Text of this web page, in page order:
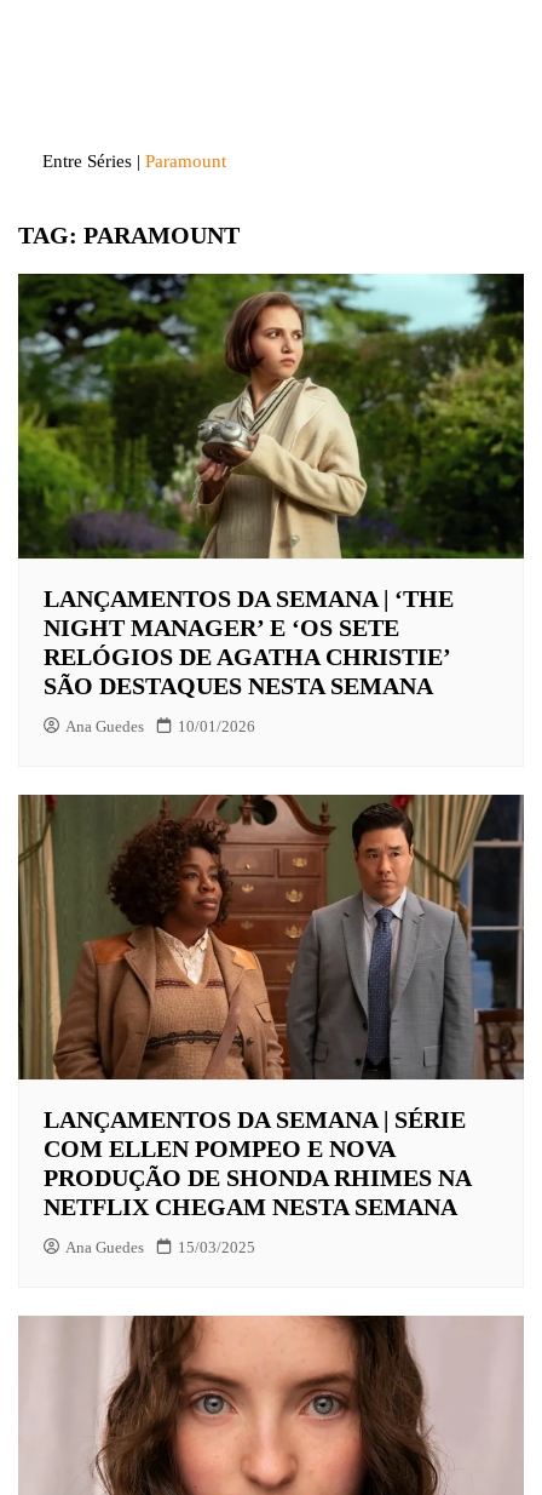
Entre Séries | Paramount
TAG: PARAMOUNT
LANÇAMENTOS DA SEMANA | ‘THE
NIGHT MANAGER’ E ‘OS SETE
RELÓGIOS DE AGATHA CHRISTIE’
SÃO DESTAQUES NESTA SEMANA
Ana Guedes 10/01/2026
LANÇAMENTOS DA SEMANA | SÉRIE
COM ELLEN POMPEO E NOVA
PRODUÇÃO DE SHONDA RHIMES NA
NETFLIX CHEGAM NESTA SEMANA
Ana Guedes 15/03/2025